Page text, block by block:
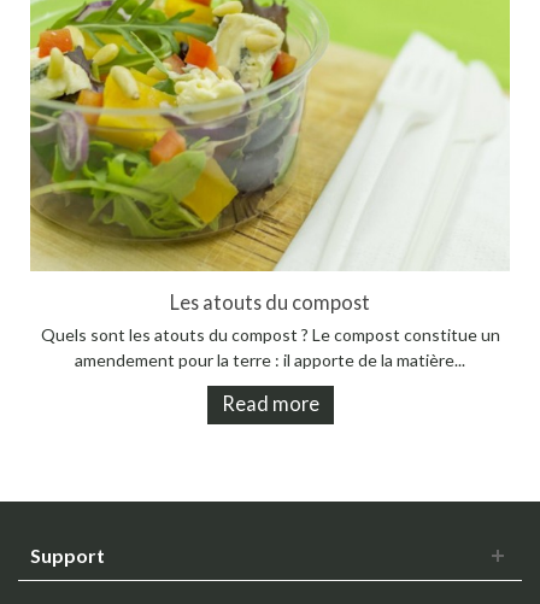
Les atouts du compost
Quels sont les atouts du compost ? Le compost constitue un
amendement pour la terre : il apporte de la matière...
Read more
Support